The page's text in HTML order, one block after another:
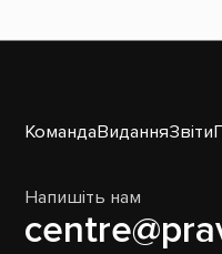
КомандаВиданняЗвіти
Напишіть нам